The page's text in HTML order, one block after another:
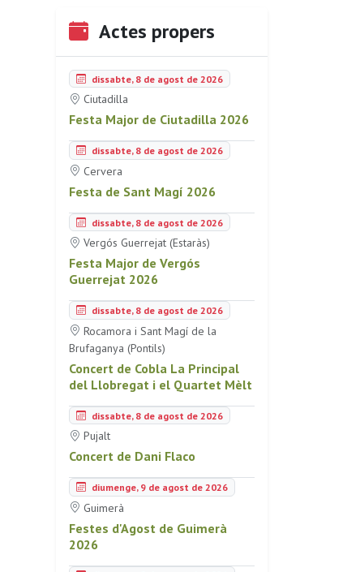
Actes propers
dissabte, 8 de agost de 2026
Ciutadilla
Festa Major de Ciutadilla 2026
dissabte, 8 de agost de 2026
Cervera
Festa de Sant Magí 2026
dissabte, 8 de agost de 2026
Vergós Guerrejat (Estaràs)
Festa Major de Vergós
Guerrejat 2026
dissabte, 8 de agost de 2026
Rocamora i Sant Magí de la
Brufaganya (Pontils)
Concert de Cobla La Principal
del Llobregat i el Quartet Mèlt
dissabte, 8 de agost de 2026
Pujalt
Concert de Dani Flaco
diumenge, 9 de agost de 2026
Guimerà
Festes d'Agost de Guimerà
2026